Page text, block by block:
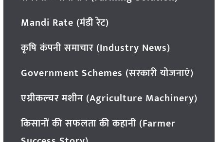
Mandi Rate (मंडी रेट)
कृषि कंपनी समाचार (Industry News)
Government Schemes (सरकारी योजनाएं)
एग्रीकल्चर मशीन (Agriculture Machinery)
किसानों की सफलता की कहानी (Farmer